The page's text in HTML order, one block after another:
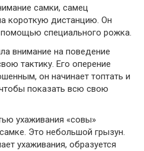
самки, самец
короткую дистанцию. Он
специального рожка.
внимание на поведение
тактику. Его оперение
он начинает топтать и
показать всю свою
ухаживания «совы»
Это небольшой грызун.
ухаживания, образуется